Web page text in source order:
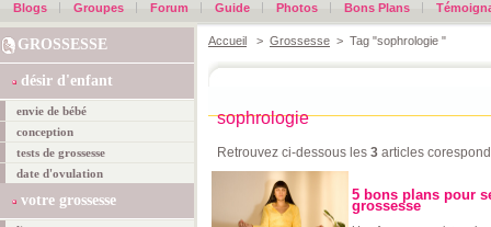
Blogs Groupes Forum Guide Photos Bons Plans
GROSSESSE
désir d'enfant
envie de bébé
conception
tests de grossesse
date d'ovulation
votre grossesse
Accueil > Grossesse > Tag "sophrologie "
sophrologie
Retrouvez ci-dessous les 3 articles
5 bons plans pour
grossesse